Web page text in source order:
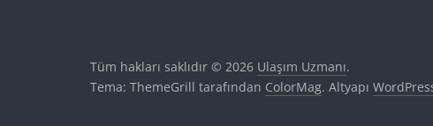
Tüm hakları saklıdır © 2026 Ulaşım Uzmanı.
Tema: ThemeGrill tarafından ColorMag. Altyapı